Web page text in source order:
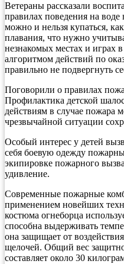
Ветераны рассказали
правилах поведения на воде
можно и нельзя купаться,
плавания, что нужно
незнакомых местах и играх
алгоритмом действий по
правильно не подвергнуть
Поговорили о правилах
Профилактика детской
действиям в случае пожара
чрезвычайной ситуации
Особый интерес у детей
себя боевую одежду
экипировке пожарного
удивление.
Современные пожарные
применением новейших
костюма огнеборца
способна выдерживать
она защищает от
щелочей. Общий вес
составляет около 30